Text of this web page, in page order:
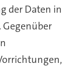
der Daten in